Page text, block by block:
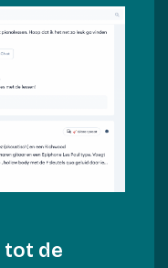
tot de